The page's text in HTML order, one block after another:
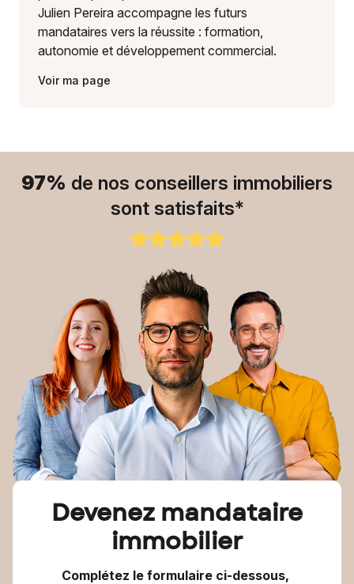
Julien Pereira accompagne les futurs
mandataires vers la réussite : formation,
autonomie et développement commercial.
Voir ma page
97% de nos conseillers immobiliers
sont satisfaits*
Devenez mandataire
immobilier
Complétez le formulaire ci-dessous,